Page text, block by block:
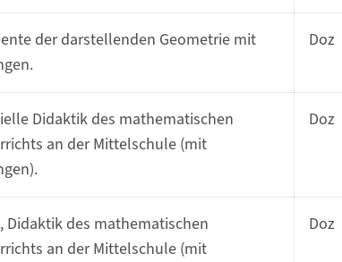
der darstellenden Geometrie mit
Doz
Didaktik des mathematischen
an der Mittelschule (mit
Doz
Didaktik des mathematischen
an der Mittelschule (mit
Doz